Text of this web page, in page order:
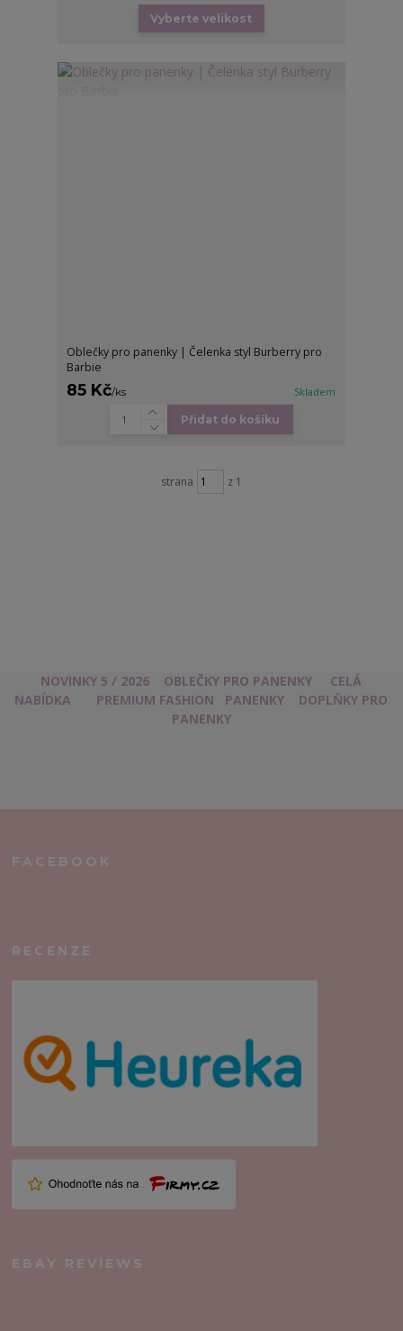
Vyberte velikost
Oblečky pro panenky | Čelenka styl Burberry pro
Barbie
85 Kč/ks Skladem
Přidat do košíku
strana z 1
NOVINKY 5 / 2026 OBLEČKY PRO PANENKY
CELÁ
NABÍDKA
PREMIUM FASHION PANENKY
DOPLŇKY PRO
PANENKY
FACEBOOK
RECENZE
EBAY REVIEWS